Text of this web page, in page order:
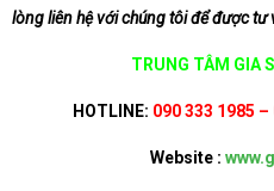
lòng liên hệ với chúng tôi để được tư
TRUNG TÂM GIA
HOTLINE: 090 333 1985 –
Website :